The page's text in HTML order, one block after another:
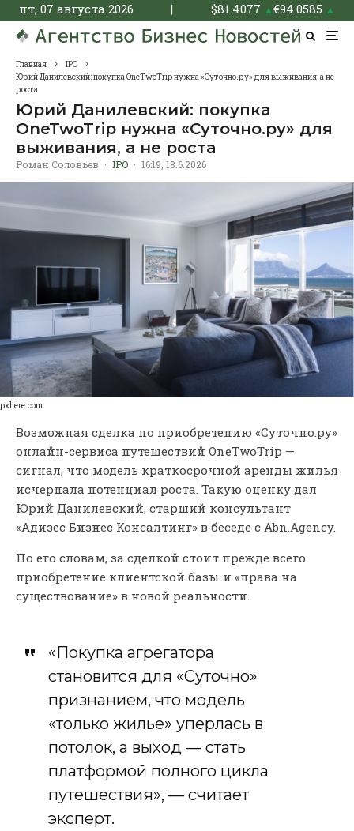
пт, 07 августа 2026 | $81.4077 ▲€94.0585 ▲
Главная
IPO
Юрий Данилевский: покупка OneTwoTrip нужна «Суточно.ру» для выживания, а не
роста
Юрий Данилевский: покупка
OneTwoTrip нужна «Суточно.ру» для
выживания, а не роста
Роман Соловьев · IPO · 16:19, 18.6.2026
pxhere.com
Возможная сделка по приобретению «Суточно.ру»
онлайн-сервиса путешествий OneTwoTrip —
сигнал, что модель краткосрочной аренды жилья
исчерпала потенциал роста. Такую оценку дал
Юрий Данилевский, старший консультант
«Адизес Бизнес Консалтинг» в беседе с Abn.Agency.
По его словам, за сделкой стоит прежде всего
приобретение клиентской базы и «права на
существование» в новой реальности.
«Покупка агрегатора
становится для «Суточно»
признанием, что модель
«только жилье» уперлась в
потолок, а выход — стать
платформой полного цикла
путешествия», — считает
эксперт.